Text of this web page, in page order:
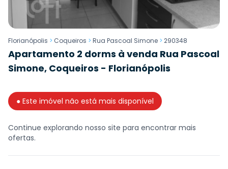
Florianópolis > Coqueiros > Rua Pascoal Simone > 290348
Apartamento 2 dorms à venda Rua Pascoal
Simone, Coqueiros - Florianópolis
● Este imóvel não está mais disponível
Continue explorando nosso site para encontrar mais
ofertas.